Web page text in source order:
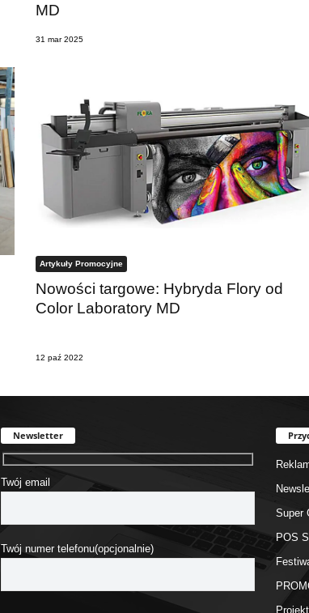
MD
31 mar 2025
Artykuły Promocyjne
Nowości targowe: Hybryda Flory od
Color Laboratory MD
12 paź 2022
Newsletter
Twój email
Twój numer telefonu(opcjonalnie)
Super
POS